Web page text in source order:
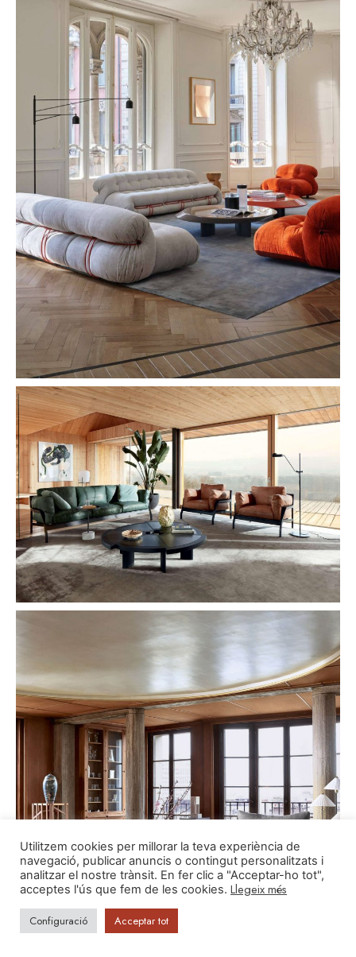
Utilitzem cookies per millorar la teva experiència de
navegació, publicar anuncis o contingut personalitzats i
analitzar el nostre trànsit. En fer clic a "Acceptar-ho tot",
acceptes l'ús que fem de les cookies. Llegeix més
Configuració Acceptar tot